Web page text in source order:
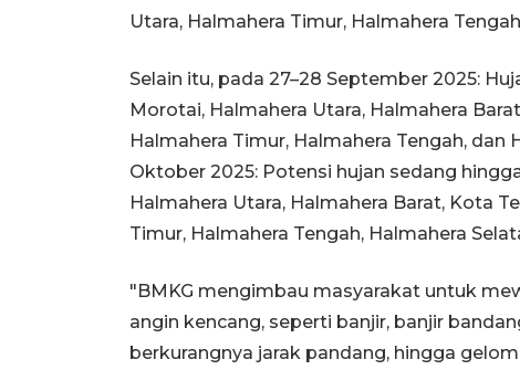
Utara, Halmahera Timur, Halmahera
Selain itu, pada 27–28 September 2025:
Morotai, Halmahera Utara, Halmahera
Halmahera Timur, Halmahera Tengah, dan
Oktober 2025: Potensi hujan sedang
Halmahera Utara, Halmahera Barat, Kota
Timur, Halmahera Tengah, Halmahera
"BMKG mengimbau masyarakat untuk
angin kencang, seperti banjir, banjir
berkurangnya jarak pandang, hingga